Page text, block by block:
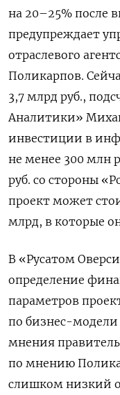
на 20–25% после
предупреждает
отраслевого
Поликарпов.
3,7 млрд руб.,
Аналитики»
инвестиции в
не менее 300 млн
руб. со стороны
проект может
млрд, в которые
В «Русатом
определение
параметров
по бизнес-модели
мнения
по мнению
слишком низкий